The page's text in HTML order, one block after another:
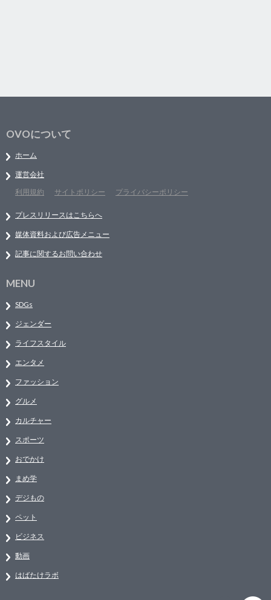
OVOについて
ホーム
運営会社
利用規約
サイトポリシー プライバシーポリシー
プレスリリースはこちらへ
媒体資料および広告メニュー
記事に関するお問い合わせ
MENU
SDGs
ジェンダー
ライフスタイル
エンタメ
ファッション
グルメ
カルチャー
スポーツ
おでかけ
まめ学
デジもの
ペット
ビジネス
動画
はばたけラボ